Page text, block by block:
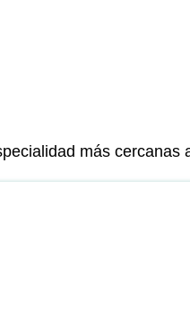
más cercanas